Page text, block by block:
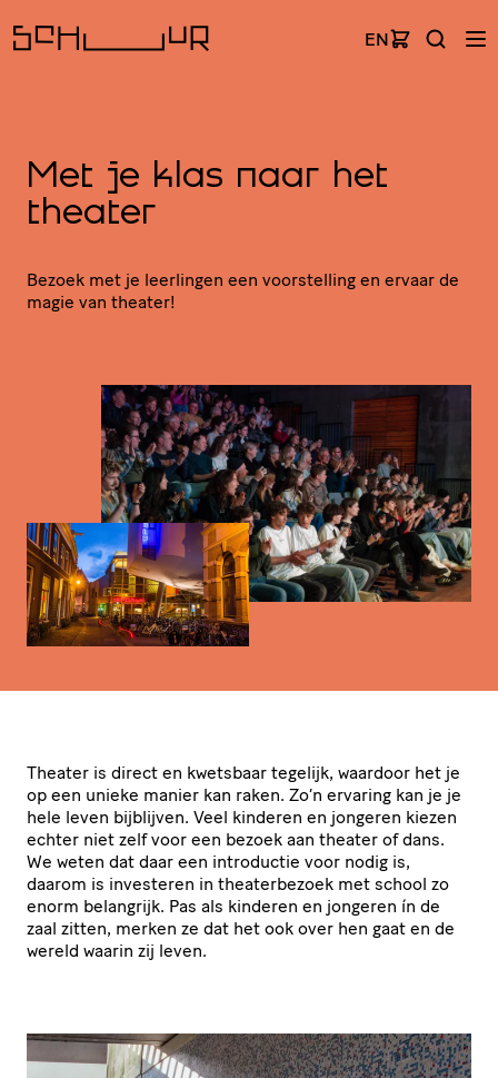
EN
Met je klas naar het
theater
Bezoek met je leerlingen een voor­stel­ling en ervaar de
magie van theater!
Theater is direct en kwetsbaar tegelijk, waardoor het je
op een unieke manier kan raken. Zo’n ervaring kan je je
hele leven bijblijven. Veel kinderen en jongeren kiezen
echter niet zelf voor een bezoek aan theater of dans.
We weten dat daar een introductie voor nodig is,
daarom is investeren in thea­ter­be­zoek met school zo
enorm belangrijk. Pas als kinderen en jongeren ín de
zaal zitten, merken ze dat het ook over hen gaat en de
wereld waarin zij leven.